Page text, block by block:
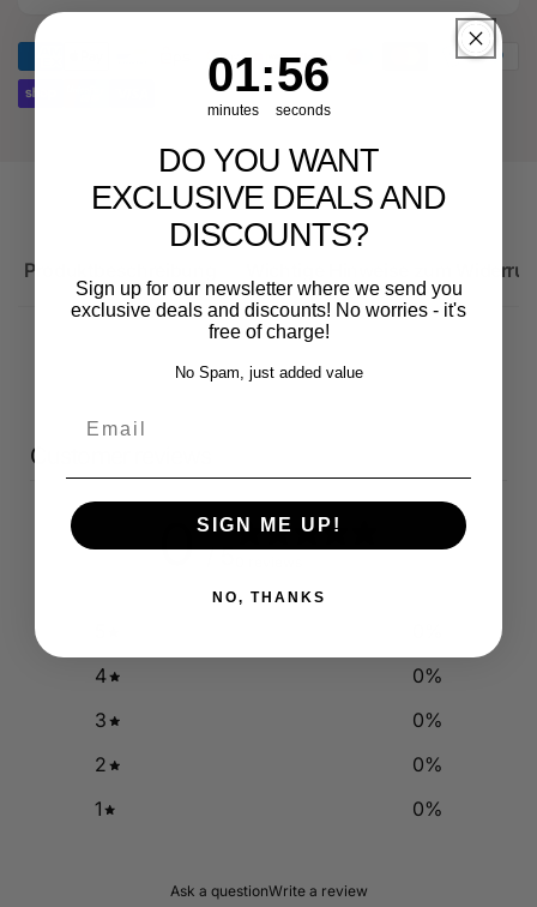
RS3
Audi
Sportback
Produktbeschreibung Wichtige Hinweise zum
Customer reviews
0 / 5
4
0%
3
0%
2
0%
1
0%
Ask a questionWrite a review
Countdown ends in:
1
01
minutes
: 56
56
seconds
DO YOU WANT
EXCLUSIVE DEALS AND
DISCOUNTS?
Sign up for our newsletter where we send you
exclusive deals and discounts! No worries - it's
free of charge!
No Spam, just added value
SIGN ME UP!
NO, THANKS